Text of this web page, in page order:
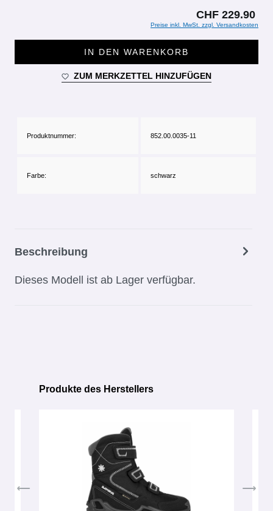
CHF 229.90
Preise inkl. MwSt. zzgl. Versandkosten
IN DEN WARENKORB
ZUM MERKZETTEL HINZUFÜGEN
Produktnummer: 852.00.0035-11
Farbe: schwarz
Beschreibung
Dieses Modell ist ab Lager verfügbar.
Produktgalerie überspringen
Produkte des Herstellers